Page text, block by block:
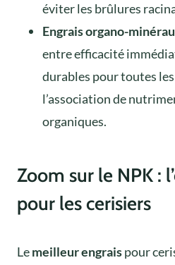
éviter les brûlures
Engrais organo-
entre efficacité
durables pour toutes
l’association de
organiques.
Zoom sur le NPK :
pour les cerisiers
Lemeilleur engraispour